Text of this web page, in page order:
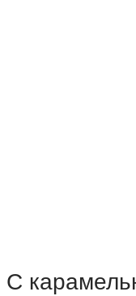
С